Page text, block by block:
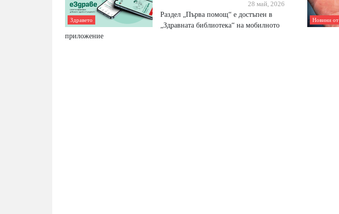
Здравето
28 май, 2026
Раздел „Първа помощ“ е достъпен в
„Здравната библиотека“ на мобилното
приложение
Новини от